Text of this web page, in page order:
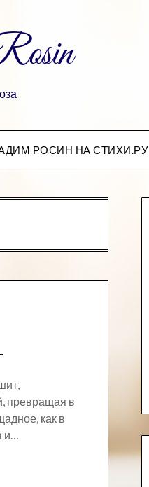
РОСИН НА СТИХИ.РУ
превращая в
как в
и…